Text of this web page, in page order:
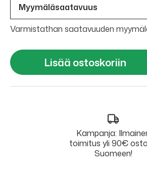
Myymäläsaatavuus
Varmistathan saatavuuden
Lisää ostoskoriin
Kampanja:
toimitus yli 90€
Suomeen!